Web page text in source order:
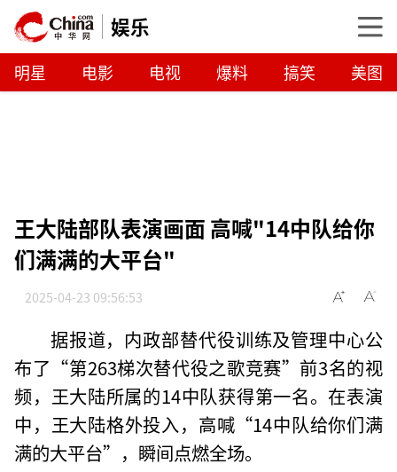
娱乐
明星 电影 电视 爆料 搞笑 美图
王大陆部队表演画面 高喊"14中队给你
们满满的大平台"
2025-04-23 09:56:53
据报道，内政部替代役训练及管理中心公
布了“第263梯次替代役之歌竞赛”前3名的视
频，王大陆所属的14中队获得第一名。在表演
中，王大陆格外投入，高喊“14中队给你们满
满的大平台”，瞬间点燃全场。